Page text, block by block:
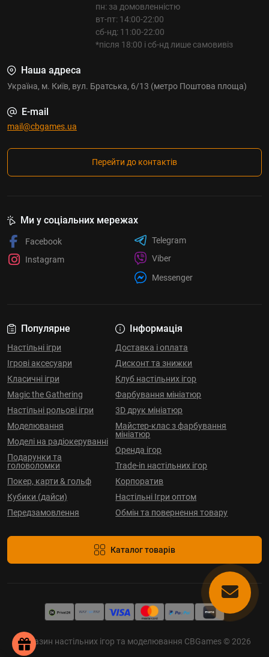
пн: за домовленністю
вт-пт: 14:00-22:00
сб-нд: 11:00-22:00
*після 18:00 і сб-нд лише самовивіз
Наша адреса
Україна, м. Київ, вул. Братська, 6/13 (метро Поштова площа)
E-mail
mail@cbgames.ua
Перейти до контактів
Популярне
Настільні ігри
Ігрові аксесуари
Класичні ігри
Magic the Gathering
Настільні рольові ігри
Моделювання
Моделі на радіокеруванні
Подарунки та
головоломки
Покер, карти & гольф
Кубики (дайси)
Передзамовлення
Інформація
Доставка і оплата
Дисконт та знижки
Клуб настільних ігор
Фарбування мініатюр
3D друк мініатюр
Майстер-клас з фарбування
мініатюр
Оренда ігор
Trade-in настільних ігор
Корпоратив
Настільні Ігри оптом
Обмін та повернення товару
Каталог товарів
Ми у соціальних мережах
Facebook
Instagram
Telegram
Viber
Messenger
Магазин настільних ігор та моделювання CBGames © 2026